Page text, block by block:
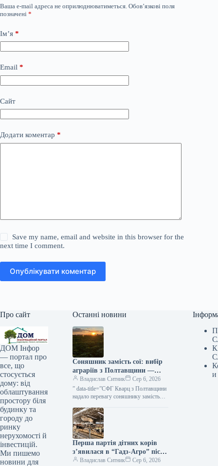
Ваша e-mail адреса не оприлюднюватиметься. Обов’язкові поля
позначені *
Ім’я *
Email *
Сайт
Додати коментар *
Save my name, email and website in this browser for the
next time I comment.
Опублікувати коментар
Про сайт
ДОМ Інфор
— портал про
все, що
стосується
дому: від
облаштування
простору біля
будинку та
городу до
ринку
нерухомості й
інвестицій.
Ми пишемо
новини для
Останні новини
Соняшник замість сої: вибір
аграріїв з Полтавщини —
КУРКУЛЬ
Владислав Ситник
Сер 6, 2026
” data-title=”СФГ Кварц з Полтавщини
надало перевагу соняшнику замість
Перша партія дітних корів
з’явилася в “Гадз-Агро” після
імплантації ембріонів від ЕКЗ
Владислав Ситник Сер 6, 2026
и